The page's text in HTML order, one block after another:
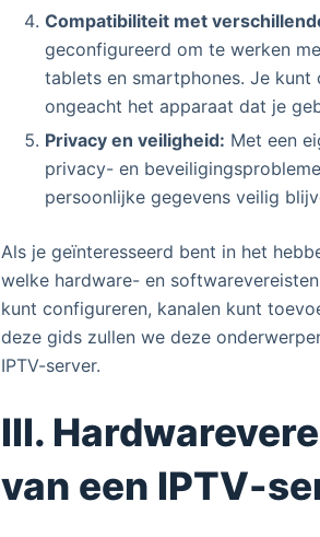
Compatibiliteit met
geconfigureerd om te werken
tablets en smartphones. Je
ongeacht het apparaat dat je
Privacy en veiligheid: Met een
privacy- en
persoonlijke gegevens veilig
Als je geïnteresseerd bent in het
welke hardware- en
kunt configureren, kanalen kunt
deze gids zullen we deze
IPTV-server.
III.
van een IPTV-